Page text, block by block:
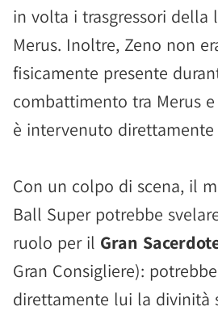
in volta i trasgressori della
Merus. Inoltre, Zeno non
fisicamente presente
combattimento tra Merus
è intervenuto
Con un colpo di scena, il
Ball Super potrebbe
ruolo per il Gran
Gran Consigliere):
direttamente lui la divinità